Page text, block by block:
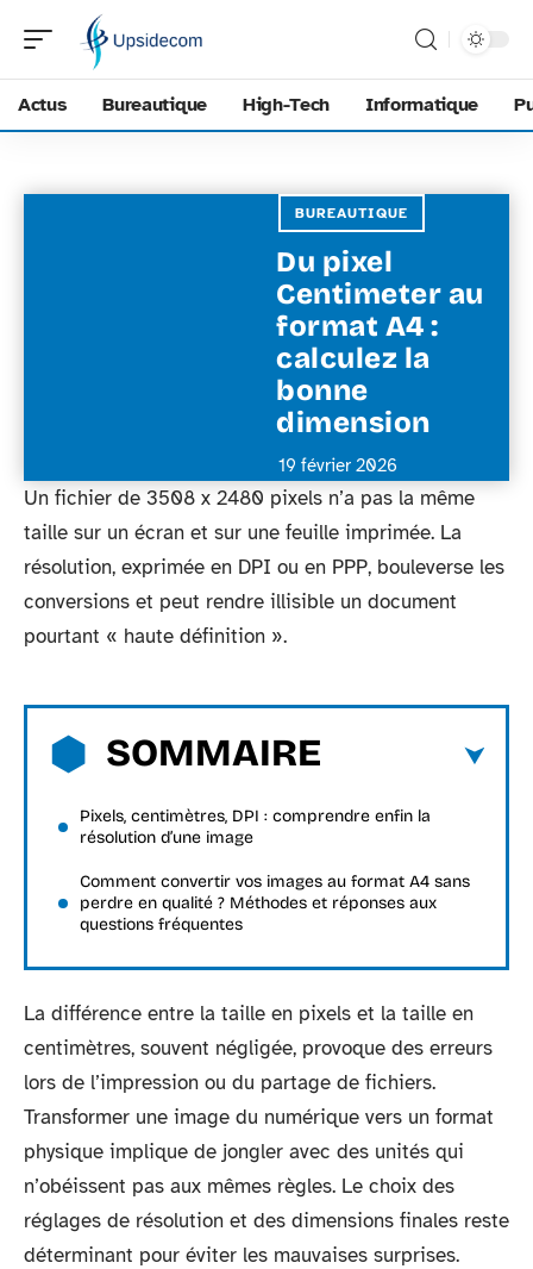
Actus Bureautique High-Tech Informatique
BUREAUTIQUE
Du pixel
Centimeter au
format A4 :
calculez la
bonne
dimension
19 février 2026
Un fichier de 3508 x 2480 pixels n’a pas la même
taille sur un écran et sur une feuille imprimée. La
résolution, exprimée en DPI ou en PPP, bouleverse les
conversions et peut rendre illisible un document
pourtant « haute définition ».
SOMMAIRE
Pixels, centimètres, DPI : comprendre enfin la
résolution d’une image
Comment convertir vos images au format A4 sans
perdre en qualité ? Méthodes et réponses aux
questions fréquentes
La différence entre la taille en pixels et la taille en
centimètres, souvent négligée, provoque des erreurs
lors de l’impression ou du partage de fichiers.
Transformer une image du numérique vers un format
physique implique de jongler avec des unités qui
n’obéissent pas aux mêmes règles. Le choix des
réglages de résolution et des dimensions finales reste
déterminant pour éviter les mauvaises surprises.